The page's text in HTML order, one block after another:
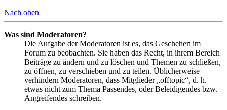
Nach oben
Was sind Moderatoren?
Die Aufgabe der Moderatoren ist es, das Geschehen im
Forum zu beobachten. Sie haben das Recht, in ihrem Bereich
Beiträge zu ändern und zu löschen und Themen zu schließen,
zu öffnen, zu verschieben und zu teilen. Üblicherweise
verhindern Moderatoren, dass Mitglieder „offtopic“, d. h.
etwas nicht zum Thema Passendes, oder Beleidigendes bzw.
Angreifendes schreiben.